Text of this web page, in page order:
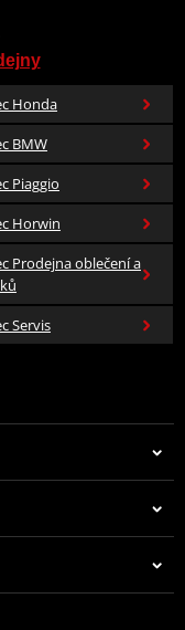
Honda
BMW
Piaggio
Horwin
Prodejna oblečení a
Servis